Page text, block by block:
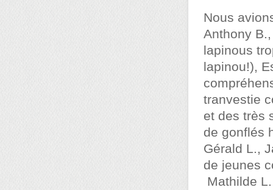
Nous
Anthony
lapinous
lapinou!),
tranvestie
et des très
de gonflés
Gérald L.,
de jeunes
Mathilde